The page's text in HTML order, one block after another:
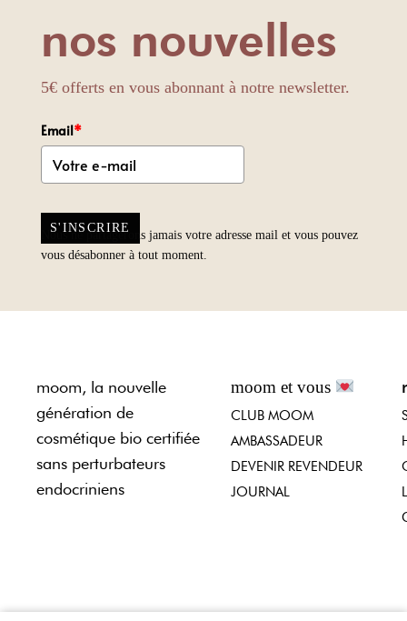
nos nouvelles
5€ offerts en vous abonnant à notre newsletter.
Email*
S'INSCRIRE
Nous ne partagerons jamais votre adresse mail et vous pouvez
vous désabonner à tout moment.
moom, la nouvelle
génération de
cosmétique bio certifiée
sans perturbateurs
endocriniens
moom et vous
CLUB MOOM
AMBASSADEUR
DEVENIR REVENDEUR
JOURNAL